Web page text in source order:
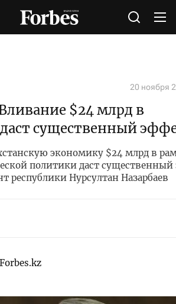
20 ноября
$24 млрд в
существенный
экономику $24 млрд в
политики даст
республики Нурсултан Назарбаев